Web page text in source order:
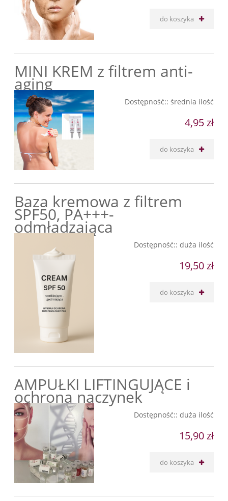
do koszyka
MINI KREM z filtrem anti-
aging
Dostępność:: średnia ilość
4,95 zł
do koszyka
Baza kremowa z filtrem
SPF50, PA+++-
odmładzająca
Dostępność:: duża ilość
19,50 zł
do koszyka
AMPUŁKI LIFTINGUJĄCE i
ochrona naczynek
Dostępność:: duża ilość
15,90 zł
do koszyka